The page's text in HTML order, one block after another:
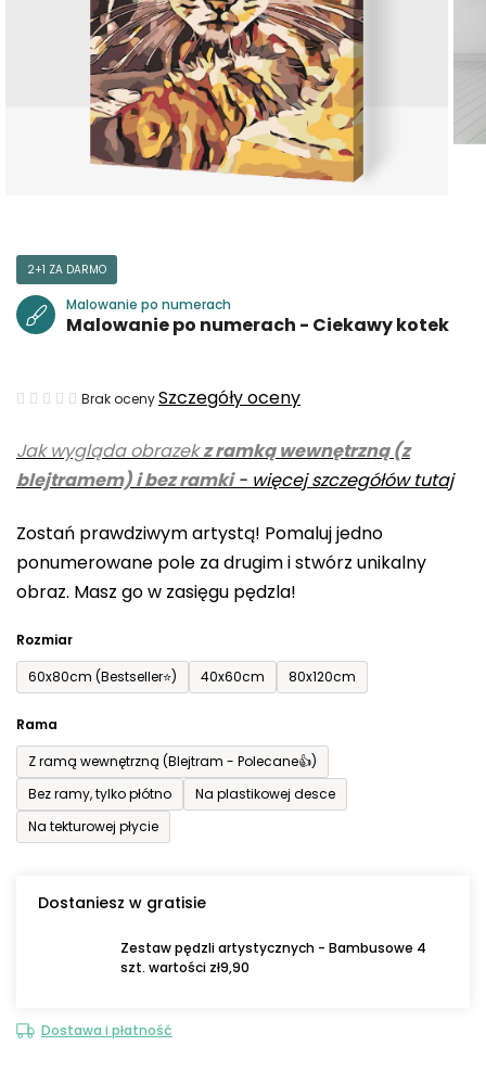
Jak wygląda obrazekz ramką wewnętrzną (z
blejtramem) i bez ramki- więcej szczegółów tutaj
Zostań prawdziwym artystą! Pomaluj jedno
ponumerowane pole za drugim i stwórz unikalny
obraz. Masz go w zasięgu pędzla!
Rozmiar
60x80cm (Bestseller⭐)
40x60cm 80x120cm
Rama
Z ramą wewnętrzną (Blejtram - Polecane👍)
Bez ramy, tylko płótno
Na plastikowej desce
Na tekturowej płycie
Dostaniesz w gratisie
Zestaw pędzli artystycznych - Bambusowe 4
szt. wartości zł9,90
Dostawa i płatność
2+1 ZA DARMO
Malowanie po numerach
Malowanie po numerach - Ciekawy kotek
Średnia
produktu
wynosi
na
5
gwiazdek.
Brak ocenySzczegóły oceny